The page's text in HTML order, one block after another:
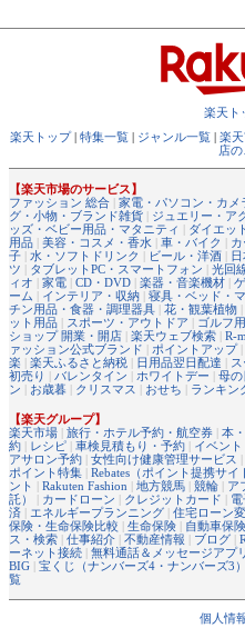
楽天ト
楽天トップ| 特集一覧 | ジャンル一覧 | 楽
店
【楽天市場のサービス】
ファッション 総合 | 家電・パソコン・カメ
グ・小物・ブランド雑貨 | ジュエリー・ア
ッズ・ベビー用品・マタニティ | ダイエッ
用品 | 美容・コスメ・香水 | 車・バイク |
子 | 水・ソフトドリンク | ビール・洋酒 |
ツ | タブレットPC・スマートフォン | 光回
ィオ | 家電 | CD・DVD | 楽器・音楽機材 |
ーム | インテリア・収納 | 寝具・ベッド・
チン用品・食器・調理器具 | 花・観葉植物 |
ット用品 | スポーツ・アウトドア | ゴルフ
ショップ 開業・開店 | 楽天ウェブ検索 | R-
ァッション公式ブランド | ポイントアップ|
楽 | 楽天ふるさと納税 | 日用品翌日配達 |
初売り | バレンタイン | ホワイトデー | 母の
ン | お歳暮 | クリスマス | おせち | ランキン
【楽天グループ】
楽天市場 | 旅行・ホテル予約・航空券 | 本
約 | レシピ | 車検見積もり・予約 | イベン
アサロン予約 | 女性向け健康管理サービス |
ポイント特集 | Rebates（ポイント提携サイ
ント | Rakuten Fashion | 地方競馬 | 競輪 | ア
託）
| カードローン | クレジットカード |
済 | エネルギープランニング | 住宅ローン
保険・生命保険比較 | 生命保険 | 自動車保
ス・検索 | 仕事紹介 | 不動産情報 | ブログ |
ーネット接続 | 無料通話＆メッセージアプリ
BIG | 宝くじ（ナンバーズ4・ナンバーズ3）
覧
個人情